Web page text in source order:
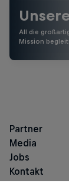
All die
Mission